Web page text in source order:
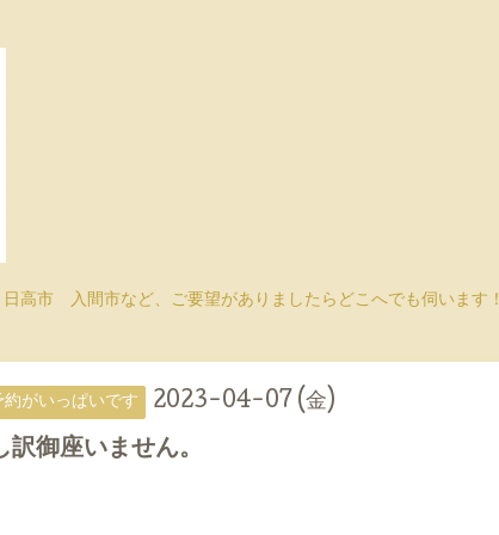
高市 入間市など、ご要望がありましたらどこへでも伺います！
約がいっぱいです 2023-04-07 (金)
訳御座いません。